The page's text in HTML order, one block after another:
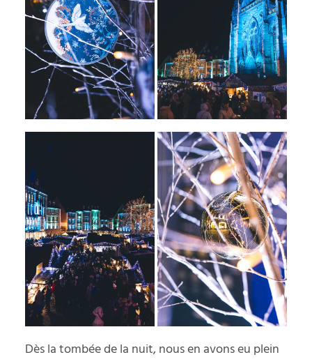
Dès la tombée de la nuit, nous en avons eu plein